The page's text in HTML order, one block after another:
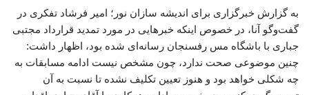
به گزارش خبرگزاری برای اندیشه سازان نور؛ امیر فرشاد تفکری در
گفت‌وگو آنا، در خصوص اینکه خبرهایی در مورد تمدید قرارداد مجتبی
جباری با باشگاه مس رفسنجان رسانه‌ای شده بود، اظهار داشت:
چنین موضوعی صحت ندارد، چون مشخص نیست ادامه مسابقات به
چه شکلی خواهد بود و هنوز تعیین تکلیف نشده تا نسبت به آن